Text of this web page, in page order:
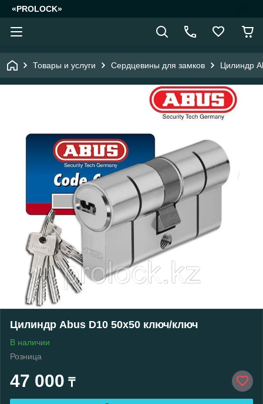
«PROLOCK»
Товары и услуги Сердцевины для замков Цилиндр
Цилиндр Abus D10 50х50 ключ/ключ
В наличии
Розница
47 000 ₸